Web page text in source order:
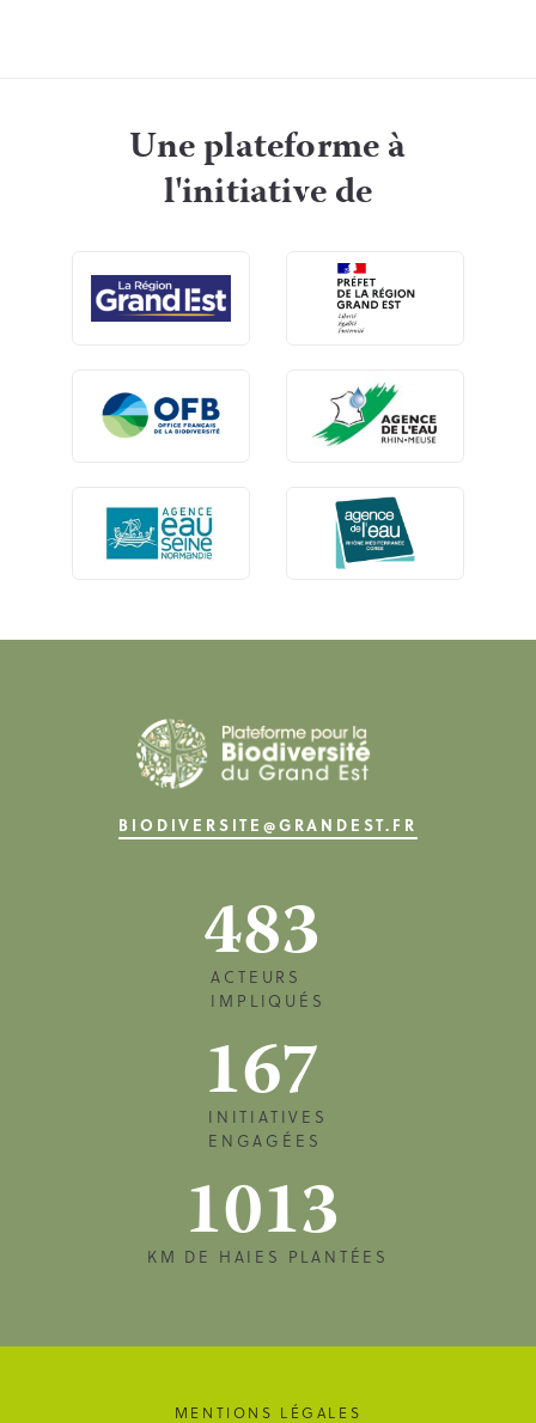
Une plateforme à
l'initiative de
BIODIVERSITE@GRANDEST.FR
483
ACTEURS
IMPLIQUÉS
167
INITIATIVES
ENGAGÉES
1013
KM DE HAIES PLANTÉES
MENTIONS LÉGALES